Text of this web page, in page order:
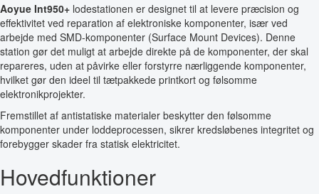
Aoyue Int950+ lodestationen er designet til at levere præcision og
effektivitet ved reparation af elektroniske komponenter, især ved
arbejde med SMD-komponenter (Surface Mount Devices). Denne
station gør det muligt at arbejde direkte på de komponenter, der skal
repareres, uden at påvirke eller forstyrre nærliggende komponenter,
hvilket gør den ideel til tætpakkede printkort og følsomme
elektronikprojekter.
Fremstillet af antistatiske materialer beskytter den følsomme
komponenter under loddeprocessen, sikrer kredsløbenes integritet og
forebygger skader fra statisk elektricitet.
Hovedfunktioner